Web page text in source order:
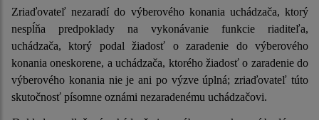
Zriaďovateľ nezaradí do výberového konania uchádzača, ktorý
nespĺňa predpoklady na vykonávanie funkcie riaditeľa,
uchádzača, ktorý podal žiadosť o zaradenie do výberového
konania oneskorene, a uchádzača, ktorého žiadosť o zaradenie do
výberového konania nie je ani po výzve úplná; zriaďovateľ túto
skutočnosť písomne oznámi nezaradenému uchádzačovi.